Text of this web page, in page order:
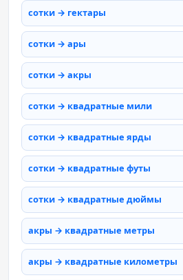
сотки → гектары
сотки → ары
сотки → акры
сотки → квадратные мили
сотки → квадратные ярды
сотки → квадратные футы
сотки → квадратные дюймы
акры → квадратные метры
акры → квадратные километры